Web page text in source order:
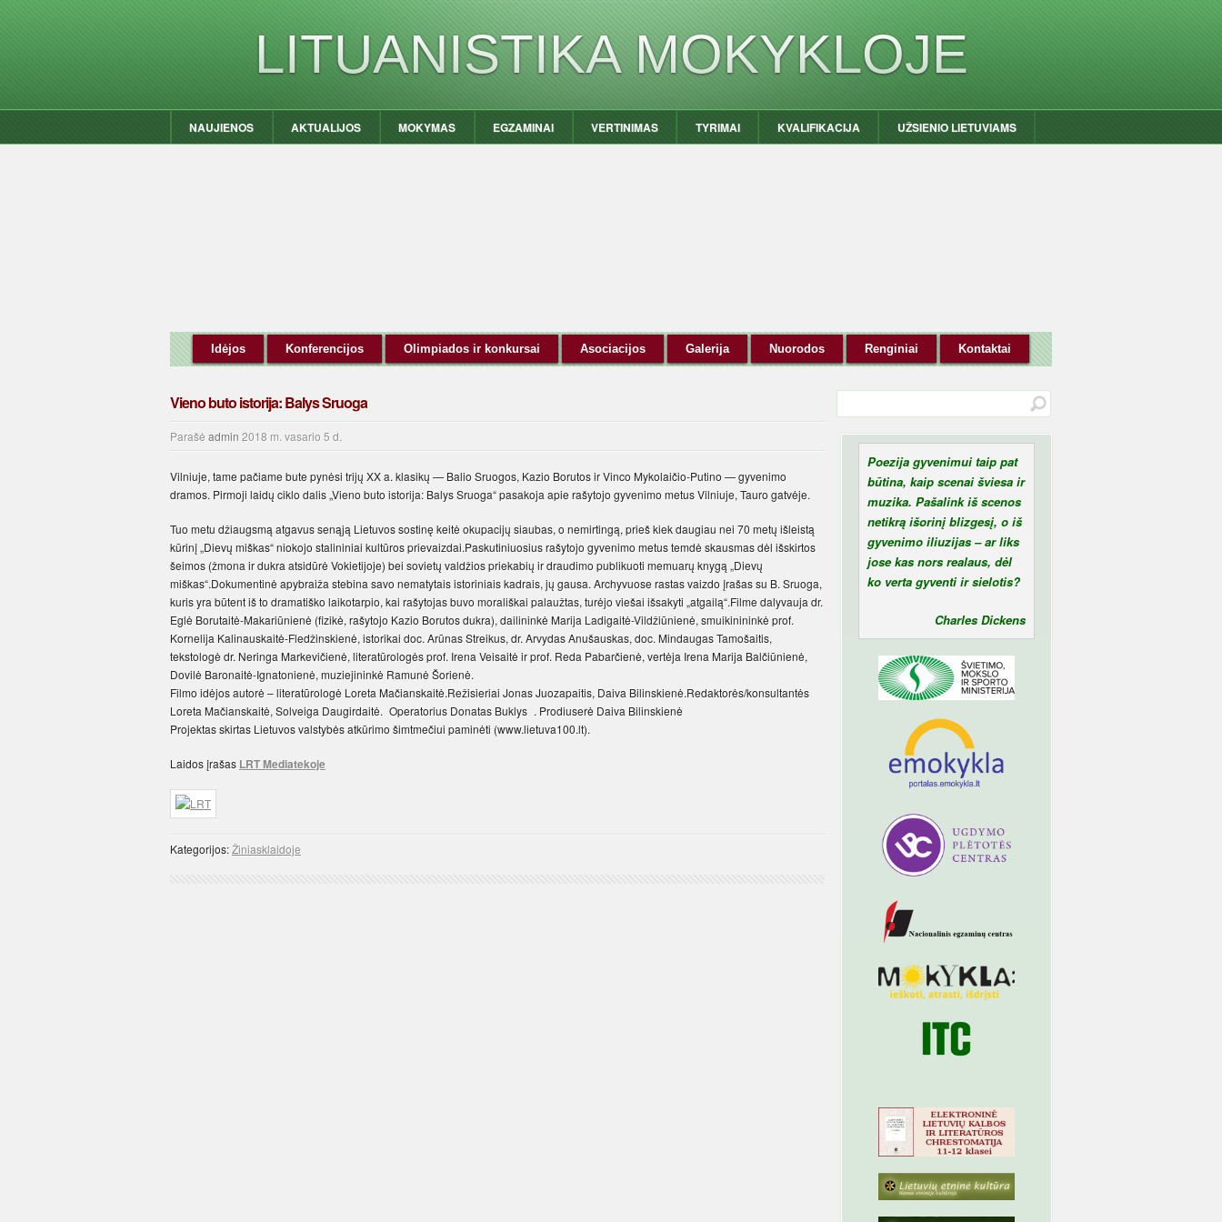
LITUANISTIKA MOKYKLOJE
NAUJIENOS AKTUALIJOS MOKYMAS EGZAMINAI VERTINIMAS TYRIMAI KVALIFIKACIJA UŽSIENIO LIETUVIAMS
Idėjos Konferencijos Olimpiados ir konkursai Asociacijos Galerija Nuorodos Renginiai Kontaktai
Vieno buto istorija: Balys Sruoga
Parašė admin 2018 m. vasario 5 d.
Vilniuje, tame pačiame bute pynėsi trijų XX a. klasikų — Balio Sruogos, Kazio Borutos ir Vinco Mykolaičio-Putino — gyvenimo
dramos. Pirmoji laidų ciklo dalis „Vieno buto istorija: Balys Sruoga“ pasakoja apie rašytojo gyvenimo metus Vilniuje, Tauro gatvėje.
Tuo metu džiaugsmą atgavus senąją Lietuvos sostinę keitė okupacijų siaubas, o nemirtingą, prieš kiek daugiau nei 70 metų išleistą
kūrinį „Dievų miškas“ niokojo stalininiai kultūros prievaizdai.Paskutiniuosius rašytojo gyvenimo metus temdė skausmas dėl išskirtos
šeimos (žmona ir dukra atsidūrė Vokietijoje) bei sovietų valdžios priekabių ir draudimo publikuoti memuarų knygą „Dievų
miškas“.Dokumentinė apybraiža stebina savo nematytais istoriniais kadrais, jų gausa. Archyvuose rastas vaizdo įrašas su B. Sruoga,
kuris yra būtent iš to dramatiško laikotarpio, kai rašytojas buvo morališkai palaužtas, turėjo viešai išsakyti „atgailą“.Filme dalyvauja dr.
Eglė Borutaitė-Makariūnienė (fizikė, rašytojo Kazio Borutos dukra), dailininkė Marija Ladigaitė-Vildžiūnienė, smuikinininkė prof.
Kornelija Kalinauskaitė-Fledžinskienė, istorikai doc. Arūnas Streikus, dr. Arvydas Anušauskas, doc. Mindaugas Tamošaitis,
tekstologė dr. Neringa Markevičienė, literatūrologės prof. Irena Veisaitė ir prof. Reda Pabarčienė, vertėja Irena Marija Balčiūnienė,
Dovilė Baronaitė-Ignatonienė, muziejininkė Ramunė Šorienė.
Filmo idėjos autorė – literatūrologė Loreta Mačianskaitė.Režisieriai Jonas Juozapaitis, Daiva Bilinskienė.Redaktorės/konsultantės
Loreta Mačianskaitė, Solveiga Daugirdaitė. Operatorius Donatas Buklys . Prodiuserė Daiva Bilinskienė
Projektas skirtas Lietuvos valstybės atkūrimo šimtmečiui paminėti (www.lietuva100.lt).
Laidos įrašas LRT Mediatekoje
Kategorijos:Žiniasklaidoje
Poezija gyvenimui taip pat
būtina, kaip scenai šviesa ir
muzika. Pašalink iš scenos
netikrą išorinį blizgesį, o iš
gyvenimo iliuzijas – ar liks
jose kas nors realaus, dėl
ko verta gyventi ir sielotis?
Charles Dickens